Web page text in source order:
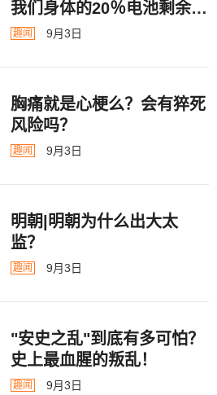
我们身体的20％电池剩余警
告
趣闻 9月3日
胸痛就是心梗么？会有猝死
风险吗？
趣闻 9月3日
明朝|明朝为什么出大太
监？ ​​​
趣闻 9月3日
"安史之乱"到底有多可怕？
史上最血腥的叛乱！
趣闻 9月3日